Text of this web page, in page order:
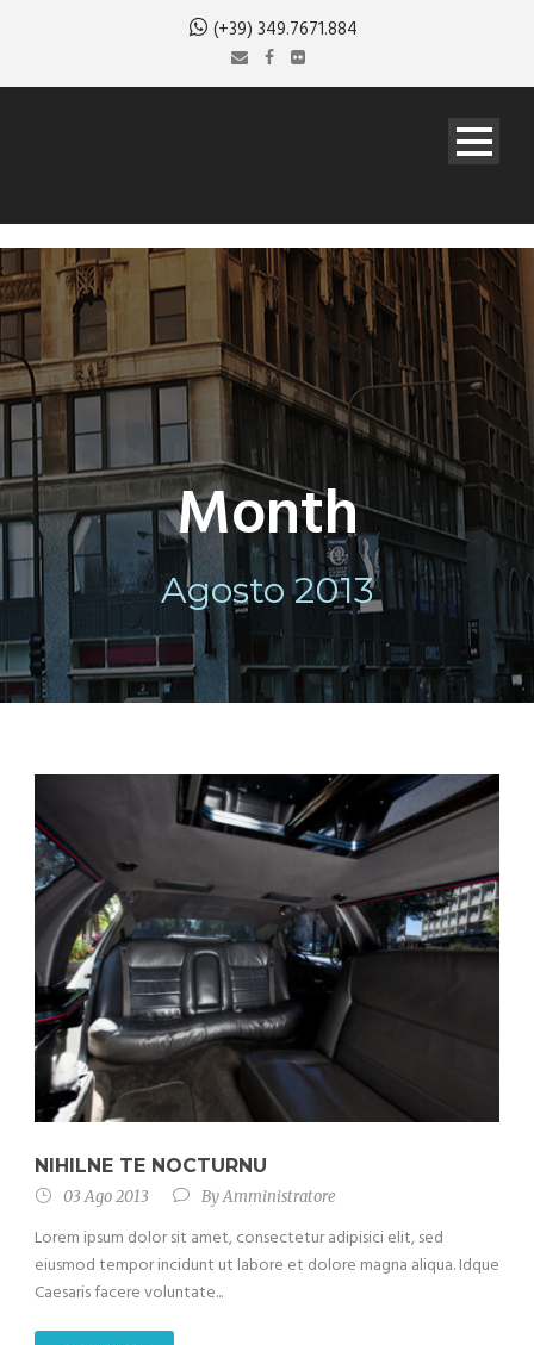
(+39) 349.7671.884
Month
Agosto 2013
NIHILNE TE NOCTURNU
03 Ago 2013 ByAmministratore
Lorem ipsum dolor sit amet, consectetur adipisici elit, sed
eiusmod tempor incidunt ut labore et dolore magna aliqua. Idque
Caesaris facere voluntate...